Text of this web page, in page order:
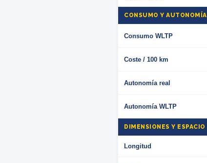
CONSUMO Y AUTONOMÍA
Consumo WLTP
Coste / 100 km
Autonomía real
Autonomía WLTP
DIMENSIONES Y ESPACIO
Longitud